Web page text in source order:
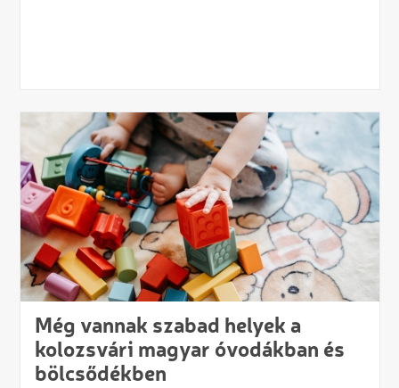
Még vannak szabad helyek a
kolozsvári magyar óvodákban és
bölcsődékben